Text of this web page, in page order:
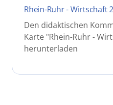
Rhein-Ruhr - Wirtschaft
Den didaktischen
Karte "Rhein-Ruhr -
herunterladen